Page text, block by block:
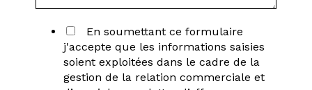
En soumettant ce formulaire
j'accepte que les informations saisies
soient exploitées dans le cadre de la
gestion de la relation commerciale et